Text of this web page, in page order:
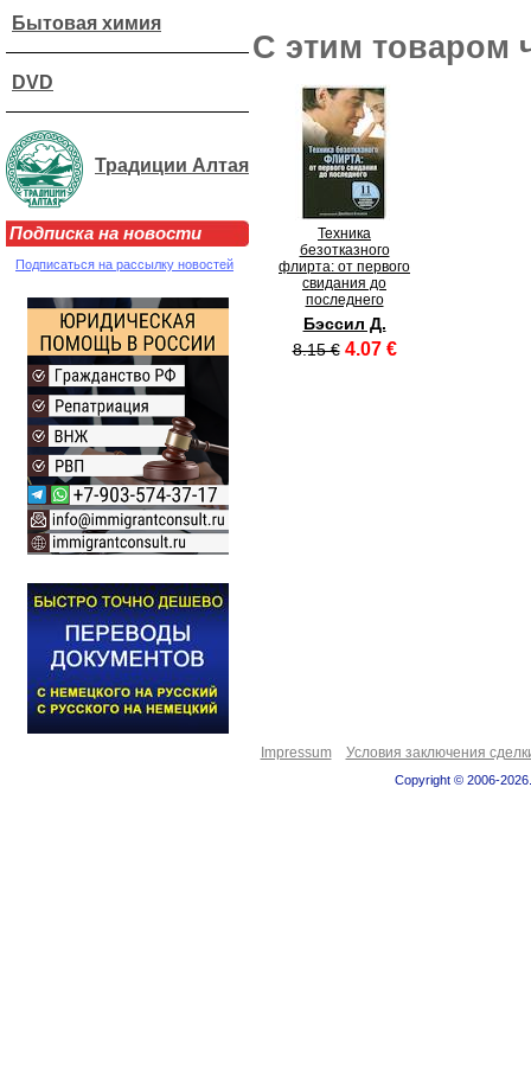
Бытовая химия
DVD
Традиции Алтая
Подписка на новости
Подписаться на рассылку новостей
С этим товаром
Техника
безотказного
флирта: от первого
свидания до
последнего
Бэссил Д.
8.15 € 4.07 €
Impressum Условия заключения
Copyright © 2006-